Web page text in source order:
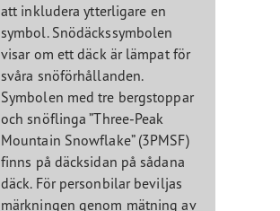
att inkludera ytterligare en
symbol. Snödäckssymbolen
visar om ett däck är lämpat för
svåra snöförhållanden.
Symbolen med tre bergstoppar
och snöflinga ”Three-Peak
Mountain Snowflake” (3PMSF)
finns på däcksidan på sådana
däck. För personbilar beviljas
märkningen genom mätning av